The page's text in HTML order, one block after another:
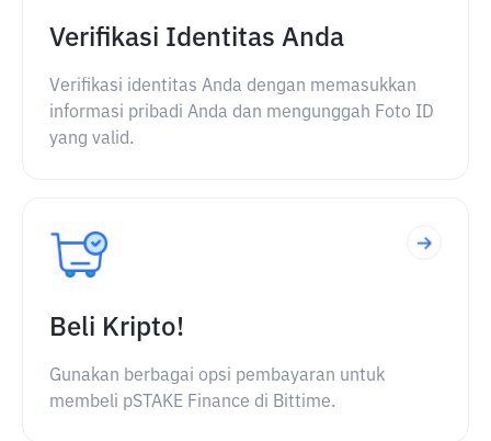
Verifikasi Identitas Anda
Verifikasi identitas Anda dengan memasukkan
informasi pribadi Anda dan mengunggah Foto ID
yang valid.
Beli Kripto!
Gunakan berbagai opsi pembayaran untuk
membeli pSTAKE Finance di Bittime.